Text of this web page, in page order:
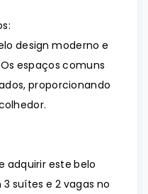
design moderno e
espaços comuns
proporcionando
adquirir este belo
suítes e 2 vagas no